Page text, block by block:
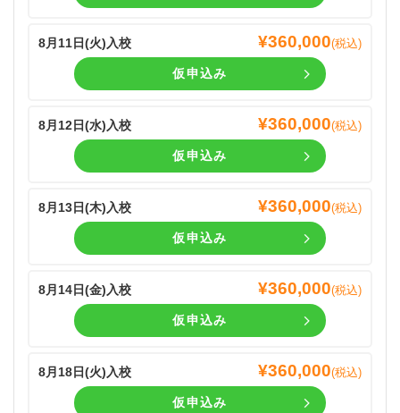
8月11日(火)入校 ¥360,000(税込)
仮申込み
8月12日(水)入校 ¥360,000(税込)
仮申込み
8月13日(木)入校 ¥360,000(税込)
仮申込み
8月14日(金)入校 ¥360,000(税込)
仮申込み
8月18日(火)入校 ¥360,000(税込)
仮申込み